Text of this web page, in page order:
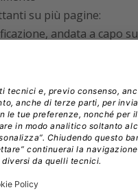
su più pagine:
andata a capo su